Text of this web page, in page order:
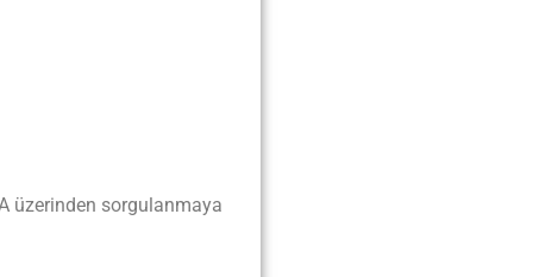
üzerinden sorgulanmaya